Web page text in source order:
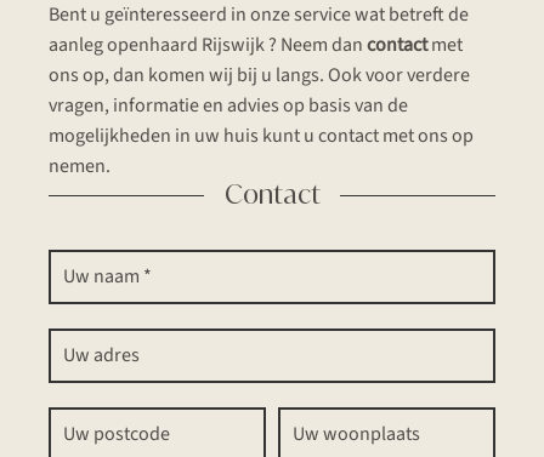
Bent u geïnteresseerd in onze service wat betreft de
aanleg openhaard Rijswijk ? Neem dancontactmet
ons op, dan komen wij bij u langs. Ook voor verdere
vragen, informatie en advies op basis van de
mogelijkheden in uw huis kunt u contact met ons op
nemen.
Contact